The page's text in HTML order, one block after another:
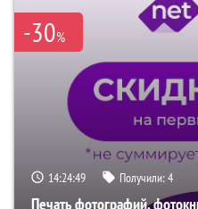
-30%
14:24:49 Получили:4
Печать фотографий,